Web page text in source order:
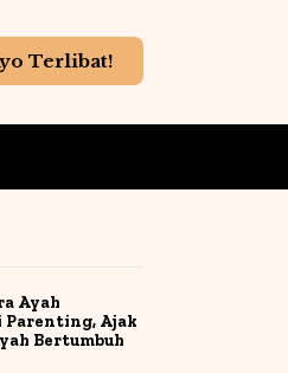
Terlibat!
berpikir kritis
isi pesan
atau
Ayah
Parenting, Ajak
Bertumbuh